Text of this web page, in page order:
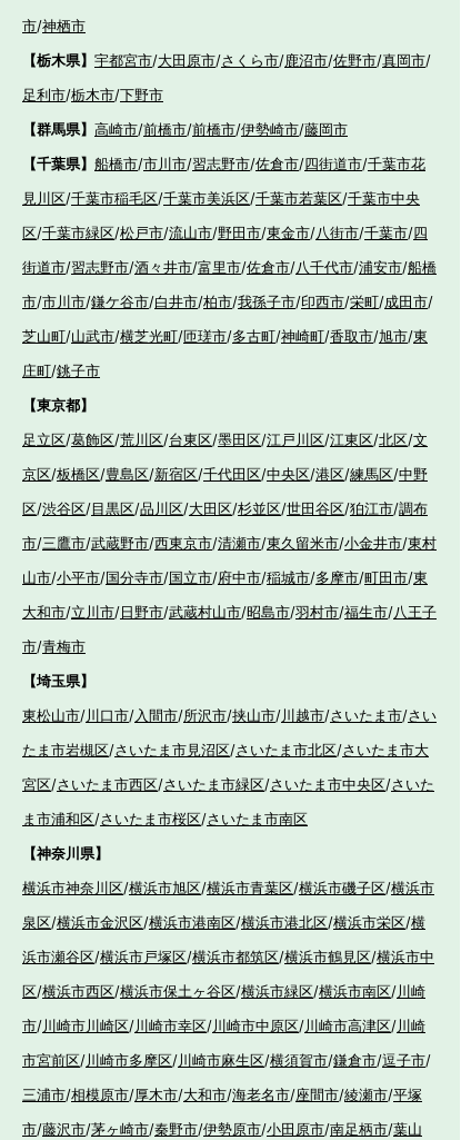
市/神栖市
【栃木県】 宇都宮市/大田原市/さくら市/鹿沼市/佐野市/真岡市/
足利市/栃木市/下野市
【群馬県】 高崎市/前橋市/前橋市/伊勢崎市/藤岡市
【千葉県】 船橋市/市川市/習志野市/佐倉市/四街道市/千葉市花
見川区/千葉市稲毛区/千葉市美浜区/千葉市若葉区/千葉市中央
区/千葉市緑区/松戸市/流山市/野田市/東金市/八街市/千葉市/四
街道市/習志野市/酒々井市/富里市/佐倉市/八千代市/浦安市/船橋
市/市川市/鎌ケ谷市/白井市/柏市/我孫子市/印西市/栄町/成田市/
芝山町/山武市/横芝光町/匝瑳市/多古町/神崎町/香取市/旭市/東
庄町/銚子市
【東京都】
足立区/葛飾区/荒川区/台東区/墨田区/江戸川区/江東区/北区/文
京区/板橋区/豊島区/新宿区/千代田区/中央区/港区/練馬区/中野
区/渋谷区/目黒区/品川区/大田区/杉並区/世田谷区/狛江市/調布
市/三鷹市/武蔵野市/西東京市/清瀬市/東久留米市/小金井市/東村
山市/小平市/国分寺市/国立市/府中市/稲城市/多摩市/町田市/東
大和市/立川市/日野市/武蔵村山市/昭島市/羽村市/福生市/八王子
市/青梅市
【埼玉県】
東松山市/川口市/入間市/所沢市/挟山市/川越市/さいたま市/さい
たま市岩槻区/さいたま市見沼区/さいたま市北区/さいたま市大
宮区/さいたま市西区/さいたま市緑区/さいたま市中央区/さいた
ま市浦和区/さいたま市桜区/さいたま市南区
【神奈川県】
横浜市神奈川区/横浜市旭区/横浜市青葉区/横浜市磯子区/横浜市
泉区/横浜市金沢区/横浜市港南区/横浜市港北区/横浜市栄区/横
浜市瀬谷区/横浜市戸塚区/横浜市都筑区/横浜市鶴見区/横浜市中
区/横浜市西区/横浜市保土ヶ谷区/横浜市緑区/横浜市南区/川崎
市/川崎市川崎区/川崎市幸区/川崎市中原区/川崎市高津区/川崎
市宮前区/川崎市多摩区/川崎市麻生区/横須賀市/鎌倉市/逗子市/
三浦市/相模原市/厚木市/大和市/海老名市/座間市/綾瀬市/平塚
市/藤沢市/茅ヶ崎市/秦野市/伊勢原市/小田原市/南足柄市/葉山